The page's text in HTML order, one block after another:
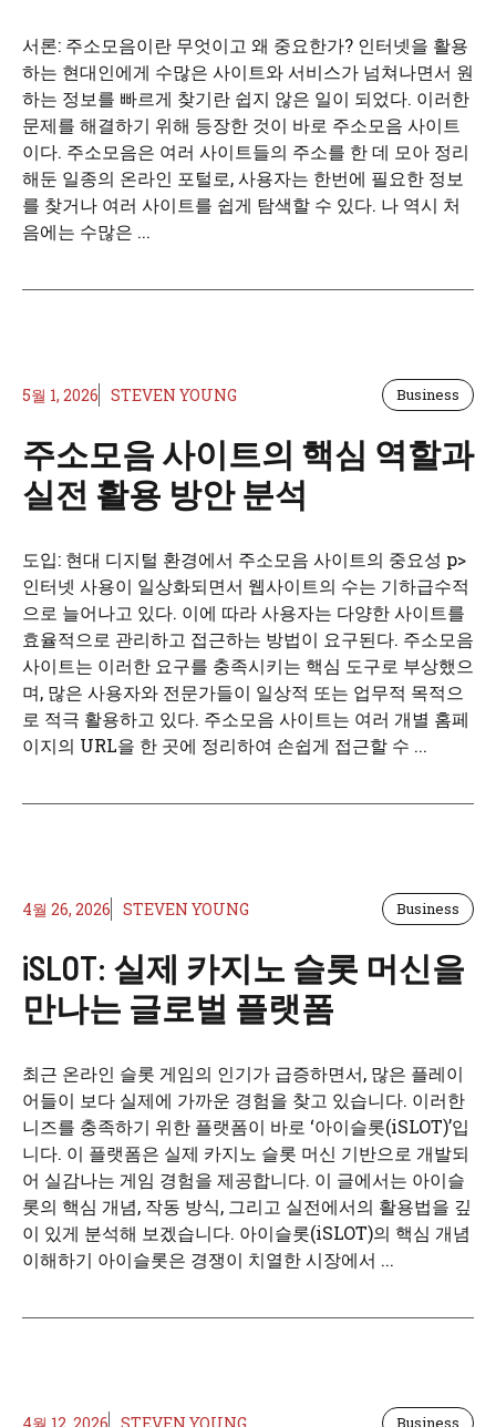
서론: 주소모음이란 무엇이고 왜 중요한가? 인터넷을 활용
하는 현대인에게 수많은 사이트와 서비스가 넘쳐나면서 원
하는 정보를 빠르게 찾기란 쉽지 않은 일이 되었다. 이러한
문제를 해결하기 위해 등장한 것이 바로 주소모음 사이트
이다. 주소모음은 여러 사이트들의 주소를 한 데 모아 정리
해둔 일종의 온라인 포털로, 사용자는 한번에 필요한 정보
를 찾거나 여러 사이트를 쉽게 탐색할 수 있다. 나 역시 처
음에는 수많은 ...
5월 1, 2026 STEVEN YOUNG Business
주소모음 사이트의 핵심 역할과
실전 활용 방안 분석
도입: 현대 디지털 환경에서 주소모음 사이트의 중요성 p>
인터넷 사용이 일상화되면서 웹사이트의 수는 기하급수적
으로 늘어나고 있다. 이에 따라 사용자는 다양한 사이트를
효율적으로 관리하고 접근하는 방법이 요구된다. 주소모음
사이트는 이러한 요구를 충족시키는 핵심 도구로 부상했으
며, 많은 사용자와 전문가들이 일상적 또는 업무적 목적으
로 적극 활용하고 있다. 주소모음 사이트는 여러 개별 홈페
이지의 URL을 한 곳에 정리하여 손쉽게 접근할 수 ...
4월 26, 2026 STEVEN YOUNG Business
iSLOT: 실제 카지노 슬롯 머신을
만나는 글로벌 플랫폼
최근 온라인 슬롯 게임의 인기가 급증하면서, 많은 플레이
어들이 보다 실제에 가까운 경험을 찾고 있습니다. 이러한
니즈를 충족하기 위한 플랫폼이 바로 ‘아이슬롯(iSLOT)’입
니다. 이 플랫폼은 실제 카지노 슬롯 머신 기반으로 개발되
어 실감나는 게임 경험을 제공합니다. 이 글에서는 아이슬
롯의 핵심 개념, 작동 방식, 그리고 실전에서의 활용법을 깊
이 있게 분석해 보겠습니다. 아이슬롯(iSLOT)의 핵심 개념
이해하기 아이슬롯은 경쟁이 치열한 시장에서 ...
Business